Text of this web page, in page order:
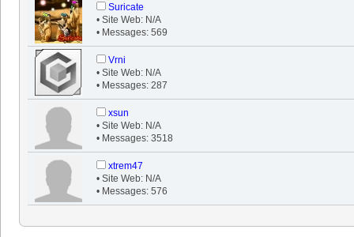
Suricate
• Site Web: N/A
• Messages: 569
Vrni
• Site Web: N/A
• Messages: 287
xsun
• Site Web: N/A
• Messages: 3518
xtrem47
• Site Web: N/A
• Messages: 576